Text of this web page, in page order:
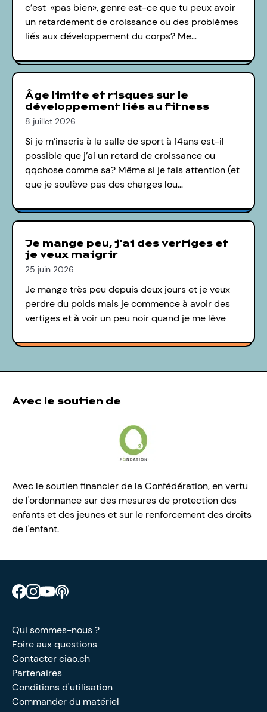
c’est «pas bien», genre est-ce que tu peux avoir
un retardement de croissance ou des problèmes
liés aux développement du corps? Me…
Âge limite et risques sur le
développement liés au fitness
8 juillet 2026
Si je m’inscris à la salle de sport à 14ans est-il
possible que j’ai un retard de croissance ou
qqchose comme sa? Même si je fais attention (et
que je soulève pas des charges lou…
Je mange peu, j'ai des vertiges et
je veux maigrir
25 juin 2026
Je mange très peu depuis deux jours et je veux
perdre du poids mais je commence à avoir des
vertiges et à voir un peu noir quand je me lève
Avec le soutien de
Avec le soutien financier de la Confédération, en vertu
de l'ordonnance sur des mesures de protection des
enfants et des jeunes et sur le renforcement des droits
de l'enfant.
Retrouve CIAO sur Facebook
Retrouve CIAO sur Instagram
Retrouve CIAO sur YouTube
Qui sommes-nous ?
Foire aux questions
Contacter ciao.ch
Partenaires
Conditions d'utilisation
Commander du matériel